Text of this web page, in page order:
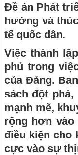
Đề án Phát
hướng và
tế quốc dân.
Việc thành
phủ trong
của Đảng.
sách đột
mạnh mẽ,
rộng hơn
điều kiện cho
cực vào sự